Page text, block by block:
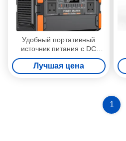
Удобный портативный
источник питания с DC
1200W входной зарядкой и
жидкокристаллическим
дисплеем
Лучшая цена
1